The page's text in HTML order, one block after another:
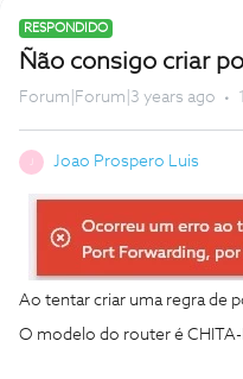
RESPONDIDO
Ñão consigo criar
Forum|Forum|3 years ago
Joao Prospero Luis
Ao tentar criar uma regra de
O modelo do router é